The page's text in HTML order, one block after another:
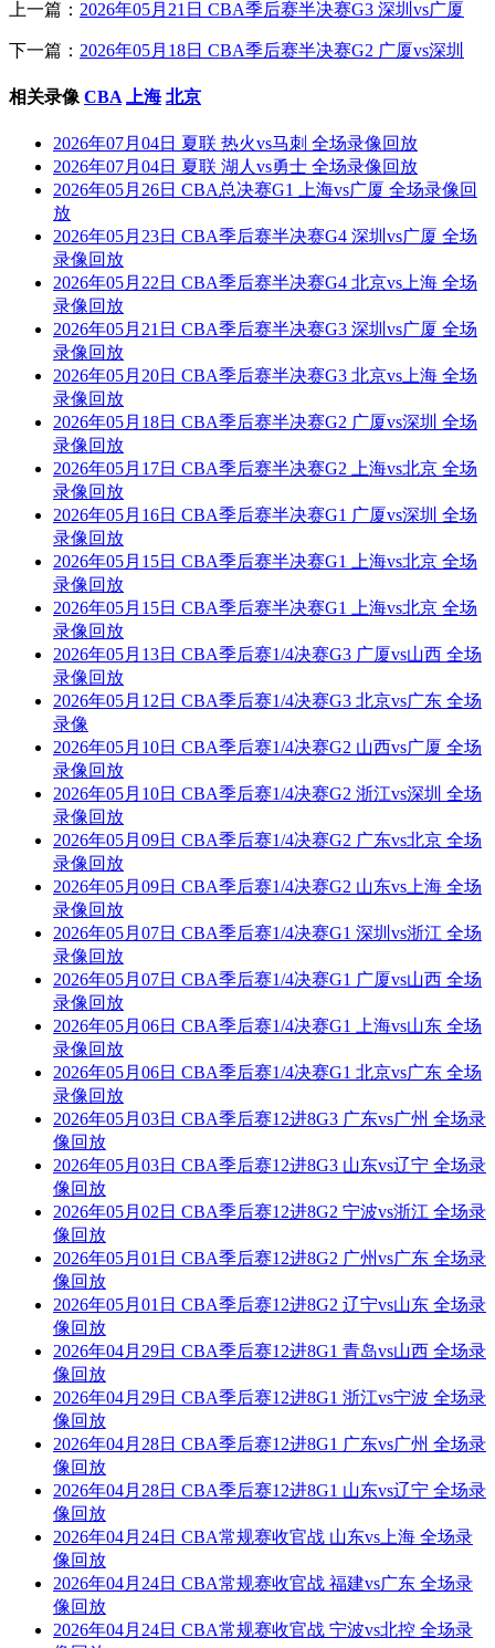
上一篇： 2026年05月21日 CBA季后赛半决赛G3 深圳vs广厦
下一篇： 2026年05月18日 CBA季后赛半决赛G2 广厦vs深圳
相关录像 CBA 上海 北京
2026年07月04日 夏联 热火vs马刺 全场录像回放
2026年07月04日 夏联 湖人vs勇士 全场录像回放
2026年05月26日 CBA总决赛G1 上海vs广厦 全场录像回
放
2026年05月23日 CBA季后赛半决赛G4 深圳vs广厦 全场
录像回放
2026年05月22日 CBA季后赛半决赛G4 北京vs上海 全场
录像回放
2026年05月21日 CBA季后赛半决赛G3 深圳vs广厦 全场
录像回放
2026年05月20日 CBA季后赛半决赛G3 北京vs上海 全场
录像回放
2026年05月18日 CBA季后赛半决赛G2 广厦vs深圳 全场
录像回放
2026年05月17日 CBA季后赛半决赛G2 上海vs北京 全场
录像回放
2026年05月16日 CBA季后赛半决赛G1 广厦vs深圳 全场
录像回放
2026年05月15日 CBA季后赛半决赛G1 上海vs北京 全场
录像回放
2026年05月15日 CBA季后赛半决赛G1 上海vs北京 全场
录像回放
2026年05月13日 CBA季后赛1/4决赛G3 广厦vs山西 全场
录像回放
2026年05月12日 CBA季后赛1/4决赛G3 北京vs广东 全场
录像
2026年05月10日 CBA季后赛1/4决赛G2 山西vs广厦 全场
录像回放
2026年05月10日 CBA季后赛1/4决赛G2 浙江vs深圳 全场
录像回放
2026年05月09日 CBA季后赛1/4决赛G2 广东vs北京 全场
录像回放
2026年05月09日 CBA季后赛1/4决赛G2 山东vs上海 全场
录像回放
2026年05月07日 CBA季后赛1/4决赛G1 深圳vs浙江 全场
录像回放
2026年05月07日 CBA季后赛1/4决赛G1 广厦vs山西 全场
录像回放
2026年05月06日 CBA季后赛1/4决赛G1 上海vs山东 全场
录像回放
2026年05月06日 CBA季后赛1/4决赛G1 北京vs广东 全场
录像回放
2026年05月03日 CBA季后赛12进8G3 广东vs广州 全场录
像回放
2026年05月03日 CBA季后赛12进8G3 山东vs辽宁 全场录
像回放
2026年05月02日 CBA季后赛12进8G2 宁波vs浙江 全场录
像回放
2026年05月01日 CBA季后赛12进8G2 广州vs广东 全场录
像回放
2026年05月01日 CBA季后赛12进8G2 辽宁vs山东 全场录
像回放
2026年04月29日 CBA季后赛12进8G1 青岛vs山西 全场录
像回放
2026年04月29日 CBA季后赛12进8G1 浙江vs宁波 全场录
像回放
2026年04月28日 CBA季后赛12进8G1 广东vs广州 全场录
像回放
2026年04月28日 CBA季后赛12进8G1 山东vs辽宁 全场录
像回放
2026年04月24日 CBA常规赛收官战 山东vs上海 全场录
像回放
2026年04月24日 CBA常规赛收官战 福建vs广东 全场录
像回放
2026年04月24日 CBA常规赛收官战 宁波vs北控 全场录